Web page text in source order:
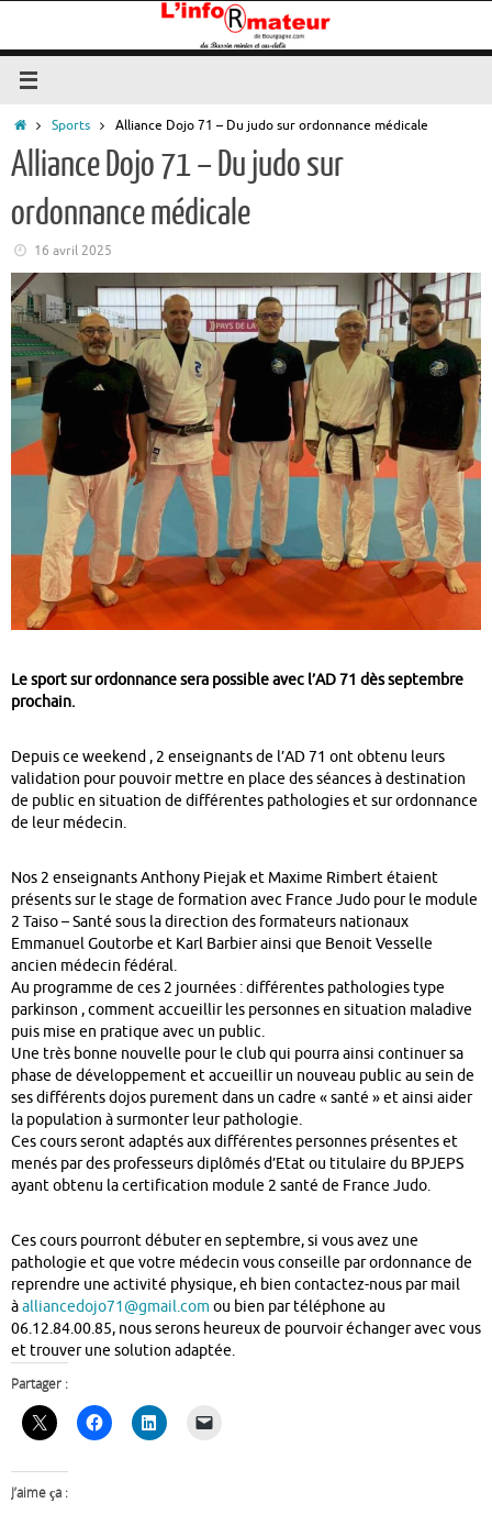
contenu
Accueil
Sports Alliance Dojo 71 – Du judo sur ordonnance médicale
Alliance Dojo 71 – Du judo sur
ordonnance médicale
16 avril 2025
Le sport sur ordonnance sera possible avec l’AD 71 dès septembre
prochain.
Depuis ce weekend , 2 enseignants de l’AD 71 ont obtenu leurs
validation pour pouvoir mettre en place des séances à destination
de public en situation de différentes pathologies et sur ordonnance
de leur médecin.
Nos 2 enseignants Anthony Piejak et Maxime Rimbert étaient
présents sur le stage de formation avec France Judo pour le module
2 Taiso – Santé sous la direction des formateurs nationaux
Emmanuel Goutorbe et Karl Barbier ainsi que Benoit Vesselle
ancien médecin fédéral.
Au programme de ces 2 journées : différentes pathologies type
parkinson , comment accueillir les personnes en situation maladive
puis mise en pratique avec un public.
Une très bonne nouvelle pour le club qui pourra ainsi continuer sa
phase de développement et accueillir un nouveau public au sein de
ses différents dojos purement dans un cadre « santé » et ainsi aider
la population à surmonter leur pathologie.
Ces cours seront adaptés aux différentes personnes présentes et
menés par des professeurs diplômés d’Etat ou titulaire du BPJEPS
ayant obtenu la certification module 2 santé de France Judo.
Ces cours pourront débuter en septembre, si vous avez une
pathologie et que votre médecin vous conseille par ordonnance de
reprendre une activité physique, eh bien contactez-nous par mail
àalliancedojo71@gmail.com ou bien par téléphone au
06.12.84.00.85, nous serons heureux de pourvoir échanger avec vous
et trouver une solution adaptée.
Partager :
J’aime ça :